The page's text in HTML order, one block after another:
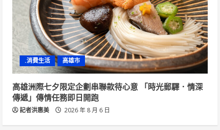
.消費生活 高雄市
高雄洲際七夕限定企劃串聯款待心意 「時光郵驛．情深
傳遞」傳情任務即日開跑
記者洪惠美 2026 年 8 月 6 日